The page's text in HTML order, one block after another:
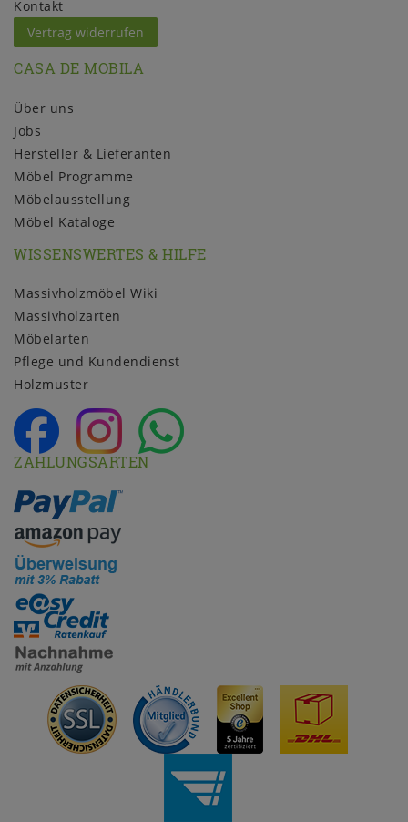
Kontakt
Vertrag widerrufen
CASA DE MOBILA
Über uns
Jobs
Hersteller & Lieferanten
Möbel Programme
Möbelausstellung
Möbel Kataloge
WISSENSWERTES & HILFE
Massivholzmöbel Wiki
Massivholzarten
Möbelarten
Pflege und Kundendienst
Holzmuster
ZAHLUNGSARTEN